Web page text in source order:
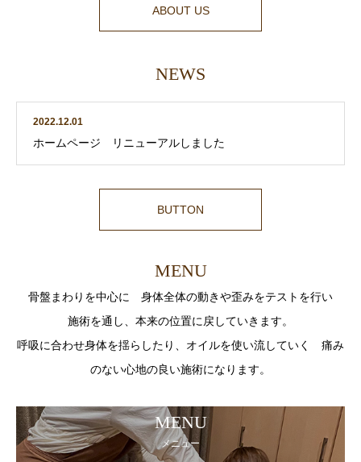
ABOUT US
NEWS
2022.12.01
ホームページ リニューアルしました
BUTTON
MENU
骨盤まわりを中心に 身体全体の動きや歪みをテストを行い
施術を通し、本来の位置に戻していきます。
呼吸に合わせ身体を揺らしたり、オイルを使い流していく 痛み
のない心地の良い施術になります。
MENU
メニュー